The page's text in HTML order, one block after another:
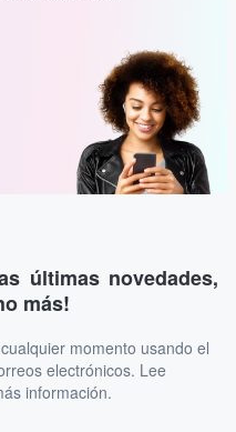
últimas novedades,
más!
momento usando el
electrónicos. Lee
información.